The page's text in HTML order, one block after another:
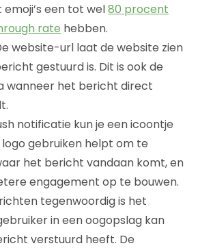
een tot wel80 procent
rate hebben.
website-url laat de website zien
gestuurd is. Dit is ook de
wanneer het bericht direct
notificatie kun je een icoontje
gebruiken helpt om te
het bericht vandaan komt, en
engagement op te bouwen.
tegenwoordig is het
in een oogopslag kan
verstuurd heeft. De